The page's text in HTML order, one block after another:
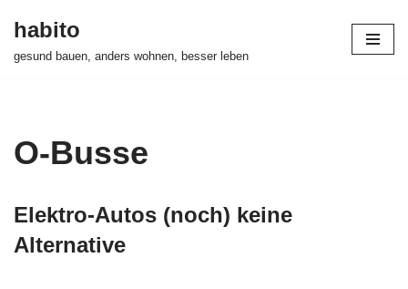
habito
gesund bauen, anders wohnen, besser leben
O-Busse
Elektro-Autos (noch) keine
Alternative